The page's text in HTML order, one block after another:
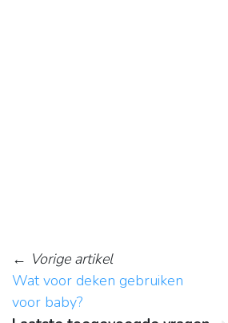
← Vorige artikel
Wat voor deken gebruiken
voor baby?